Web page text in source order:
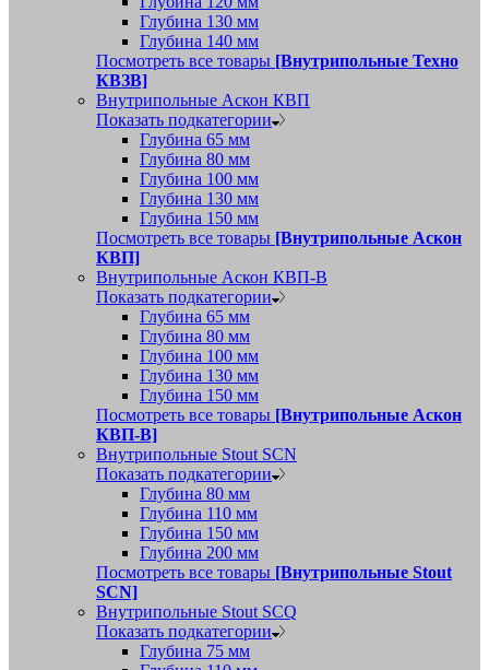
Глубина 130 мм
Глубина 140 мм
Посмотреть все товары [Внутрипольные Техно
КВЗВ]
Внутрипольные Аскон КВП
Показать подкатегории
Глубина 65 мм
Глубина 80 мм
Глубина 100 мм
Глубина 130 мм
Глубина 150 мм
Посмотреть все товары [Внутрипольные Аскон
КВП]
Внутрипольные Аскон КВП-В
Показать подкатегории
Глубина 65 мм
Глубина 80 мм
Глубина 100 мм
Глубина 130 мм
Глубина 150 мм
Посмотреть все товары [Внутрипольные Аскон
КВП-В]
Внутрипольные Stout SCN
Показать подкатегории
Глубина 80 мм
Глубина 110 мм
Глубина 150 мм
Глубина 200 мм
Посмотреть все товары [Внутрипольные Stout
SCN]
Внутрипольные Stout SCQ
Показать подкатегории
Глубина 75 мм